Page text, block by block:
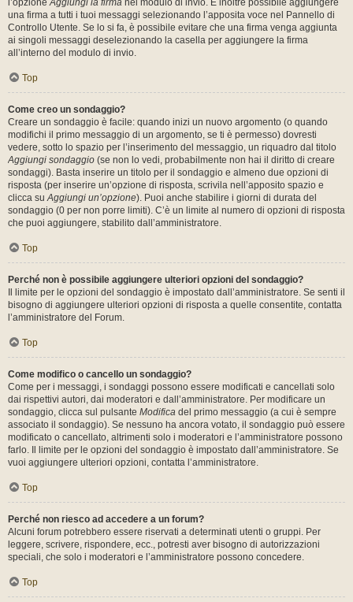
l’opzioneAggiungi la firma nel modulo di invio. È inoltre possibile aggiungere
una firma a tutti i tuoi messaggi selezionando l’apposita voce nel Pannello di
Controllo Utente. Se lo si fa, è possibile evitare che una firma venga aggiunta
ai singoli messaggi deselezionando la casella per aggiungere la firma
all’interno del modulo di invio.
Top
Come creo un sondaggio?
Creare un sondaggio è facile: quando inizi un nuovo argomento (o quando
modifichi il primo messaggio di un argomento, se ti è permesso) dovresti
vedere, sotto lo spazio per l’inserimento del messaggio, un riquadro dal titolo
Aggiungi sondaggio (se non lo vedi, probabilmente non hai il diritto di creare
sondaggi). Basta inserire un titolo per il sondaggio e almeno due opzioni di
risposta (per inserire un’opzione di risposta, scrivila nell’apposito spazio e
clicca suAggiungi un’opzione). Puoi anche stabilire i giorni di durata del
sondaggio (0 per non porre limiti). C’è un limite al numero di opzioni di risposta
che puoi aggiungere, stabilito dall’amministratore.
Top
Perché non è possibile aggiungere ulteriori opzioni del sondaggio?
Il limite per le opzioni del sondaggio è impostato dall’amministratore. Se senti il
bisogno di aggiungere ulteriori opzioni di risposta a quelle consentite, contatta
l’amministratore del Forum.
Top
Come modifico o cancello un sondaggio?
Come per i messaggi, i sondaggi possono essere modificati e cancellati solo
dai rispettivi autori, dai moderatori e dall’amministratore. Per modificare un
sondaggio, clicca sul pulsante Modifica del primo messaggio (a cui è sempre
associato il sondaggio). Se nessuno ha ancora votato, il sondaggio può essere
modificato o cancellato, altrimenti solo i moderatori e l’amministratore possono
farlo. Il limite per le opzioni del sondaggio è impostato dall’amministratore. Se
vuoi aggiungere ulteriori opzioni, contatta l’amministratore.
Top
Perché non riesco ad accedere a un forum?
Alcuni forum potrebbero essere riservati a determinati utenti o gruppi. Per
leggere, scrivere, rispondere, ecc., potresti aver bisogno di autorizzazioni
speciali, che solo i moderatori e l’amministratore possono concedere.
Top